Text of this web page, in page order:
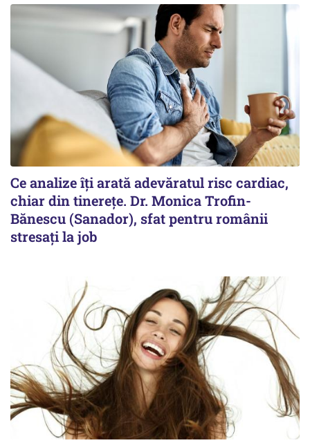
Ce analize îți arată adevăratul risc cardiac,
chiar din tinerețe. Dr. Monica Trofin-
Bănescu (Sanador), sfat pentru românii
stresați la job